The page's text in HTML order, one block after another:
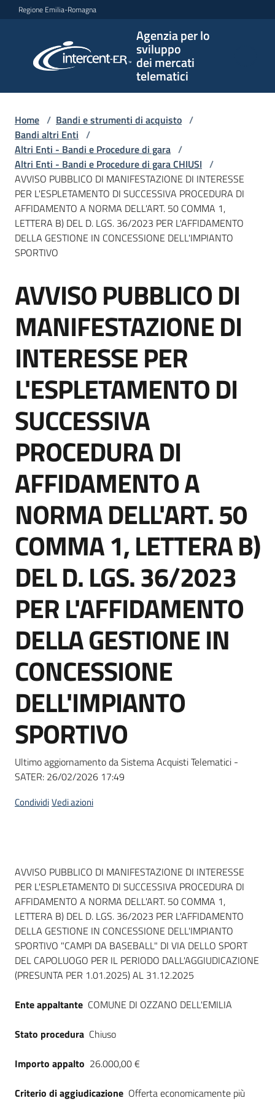
Vai al contenuto
Vai alla navigazione
Vai al footer
Regione Emilia-Romagna
Agenzia per lo
sviluppo
dei mercati
telematici
per lo
sviluppo
telematici
L'Agenzia
Bandi
e
strumenti
acquisto
Supporto
Piattaforme
telematiche
English
site
Seguici
su
Home / Bandi e strumenti di acquisto /
Bandi altri Enti /
Altri Enti - Bandi e Procedure di gara /
Altri Enti - Bandi e Procedure di gara CHIUSI /
AVVISO PUBBLICO DI MANIFESTAZIONE DI INTERESSE
PER L'ESPLETAMENTO DI SUCCESSIVA PROCEDURA DI
AFFIDAMENTO A NORMA DELL'ART. 50 COMMA 1,
LETTERA B) DEL D. LGS. 36/2023 PER L'AFFIDAMENTO
DELLA GESTIONE IN CONCESSIONE DELL'IMPIANTO
SPORTIVO
Salta al contenuto
AVVISO PUBBLICO DI
MANIFESTAZIONE DI
INTERESSE PER
L'ESPLETAMENTO DI
SUCCESSIVA
PROCEDURA DI
AFFIDAMENTO A
NORMA DELL'ART. 50
COMMA 1, LETTERA B)
DEL D. LGS. 36/2023
PER L'AFFIDAMENTO
DELLA GESTIONE IN
CONCESSIONE
DELL'IMPIANTO
SPORTIVO
Ultimo aggiornamento da Sistema Acquisti Telematici -
SATER: 26/02/2026 17:49
CondividiVedi azioni
Dati del bando
AVVISO PUBBLICO DI MANIFESTAZIONE DI INTERESSE
PER L'ESPLETAMENTO DI SUCCESSIVA PROCEDURA DI
AFFIDAMENTO A NORMA DELL'ART. 50 COMMA 1,
LETTERA B) DEL D. LGS. 36/2023 PER L'AFFIDAMENTO
DELLA GESTIONE IN CONCESSIONE DELL'IMPIANTO
SPORTIVO "CAMPI DA BASEBALL" DI VIA DELLO SPORT
DEL CAPOLUOGO PER IL PERIODO DALL'AGGIUDICAZIONE
(PRESUNTA PER 1.01.2025) AL 31.12.2025
Ente appaltante COMUNE DI OZZANO DELL'EMILIA
Stato procedura Chiuso
Importo appalto 26.000,00 €
Criterio di aggiudicazione Offerta economicamente più